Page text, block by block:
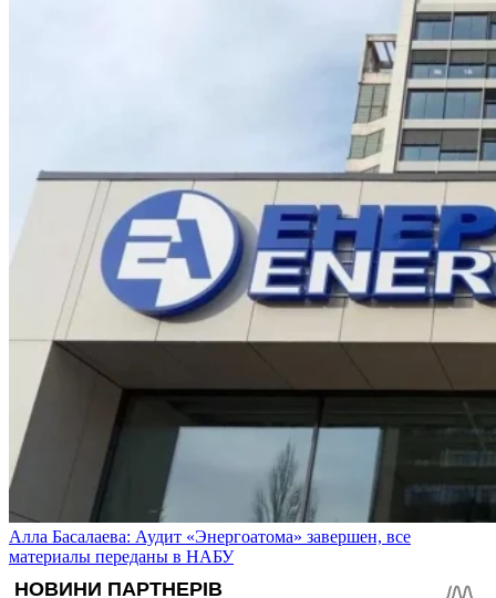
Алла Басалаева: Аудит «Энергоатома» завершен, все
материалы переданы в НАБУ